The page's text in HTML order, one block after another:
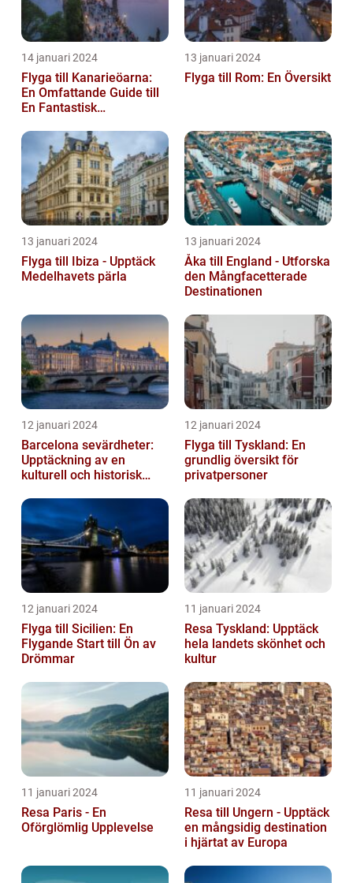
14 januari 2024
Flyga till Kanarieöarna:
En Omfattande Guide till
En Fantastisk
13 januari 2024
Flyga till Rom: En Översikt
13 januari 2024
Flyga till Ibiza - Upptäck
Medelhavets pärla
13 januari 2024
Åka till England - Utforska
den Mångfacetterade
Destinationen
12 januari 2024
Barcelona sevärdheter:
Upptäckning av en
kulturell och historisk
12 januari 2024
Flyga till Tyskland: En
grundlig översikt för
privatpersoner
12 januari 2024
Flyga till Sicilien: En
Flygande Start till Ön av
Drömmar
11 januari 2024
Resa Tyskland: Upptäck
hela landets skönhet och
kultur
11 januari 2024
Resa Paris - En
Oförglömlig Upplevelse
11 januari 2024
Resa till Ungern - Upptäck
en mångsidig destination
i hjärtat av Europa